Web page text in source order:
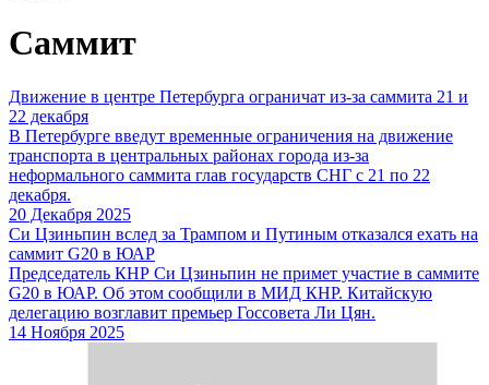
Саммит
Движение в центре Петербурга ограничат из-за саммита 21 и
22 декабря
В Петербурге введут временные ограничения на движение
транспорта в центральных районах города из-за
неформального саммита глав государств СНГ с 21 по 22
декабря.
20 Декабря 2025
Си Цзиньпин вслед за Трампом и Путиным отказался ехать на
саммит G20 в ЮАР
Председатель КНР Си Цзиньпин не примет участие в саммите
G20 в ЮАР. Об этом сообщили в МИД КНР. Китайскую
делегацию возглавит премьер Госсовета Ли Цян.
14 Ноября 2025